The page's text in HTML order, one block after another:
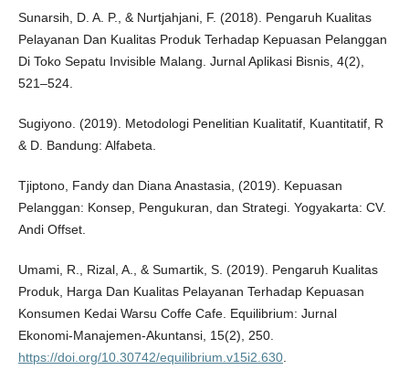
Sunarsih, D. A. P., & Nurtjahjani, F. (2018). Pengaruh Kualitas
Pelayanan Dan Kualitas Produk Terhadap Kepuasan Pelanggan
Di Toko Sepatu Invisible Malang. Jurnal Aplikasi Bisnis, 4(2),
521–524.
Sugiyono. (2019). Metodologi Penelitian Kualitatif, Kuantitatif, R
& D. Bandung: Alfabeta.
Tjiptono, Fandy dan Diana Anastasia, (2019). Kepuasan
Pelanggan: Konsep, Pengukuran, dan Strategi. Yogyakarta: CV.
Andi Offset.
Umami, R., Rizal, A., & Sumartik, S. (2019). Pengaruh Kualitas
Produk, Harga Dan Kualitas Pelayanan Terhadap Kepuasan
Konsumen Kedai Warsu Coffe Cafe. Equilibrium: Jurnal
Ekonomi-Manajemen-Akuntansi, 15(2), 250.
https://doi.org/10.30742/equilibrium.v15i2.630.